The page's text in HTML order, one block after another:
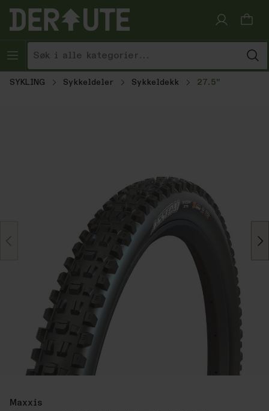
Hopp til innhold
SYKLING Sykkeldeler Sykkeldekk 27.5"
Maxxis